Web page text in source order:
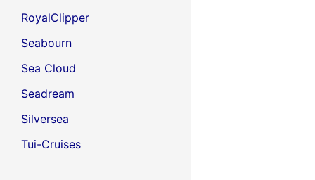
RoyalClipper
Seabourn
Sea Cloud
Seadream
Silversea
Tui-Cruises